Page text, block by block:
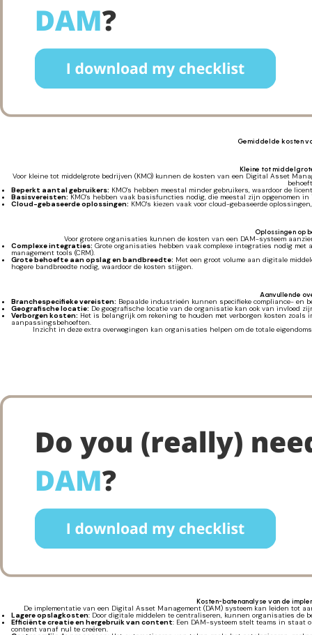
Gemiddelde kosten
Kleine tot
Voor kleine tot middelgrote bedrijven (KMO) kunnen de kosten van een Digital Asset
Beperkt aantal gebruikers: KMO's hebben meestal minder gebruikers, waardoor de
Basisvereisten:KMO's hebben vaak basisfuncties nodig, die meestal zijn opgenomen
Cloud-gebaseerde oplossingen: KMO's kiezen vaak voor cloud-gebaseerde
Oplossingen op
Voor grotere organisaties kunnen de kosten van een DAM-systeem
Complexe integraties: Grote organisaties hebben vaak complexe integraties nodig
management tools (CRM).
Grote behoefte aan opslag en bandbreedte: Met een groot volume aan digitale
hogere bandbreedte nodig, waardoor de kosten stijgen.
Aanvullende
Branchespecifieke vereisten: Bepaalde industrieën kunnen specifieke compliance- en
Geografische locatie: De geografische locatie van de organisatie kan ook van invloed
Verborgen kosten: Het is belangrijk om rekening te houden met verborgen kosten
aanpassingsbehoeften.
Inzicht in deze extra overwegingen kan organisaties helpen om de totale
Kosten-batenanalyse van de
De implementatie van een Digital Asset Management (DAM) systeem kan leiden
Lagere opslagkosten: Door digitale middelen te centraliseren, kunnen organisaties de
Efficiënte creatie en hergebruik van content: Een DAM-systeem stelt teams in staat
content vanaf nul te creëren.